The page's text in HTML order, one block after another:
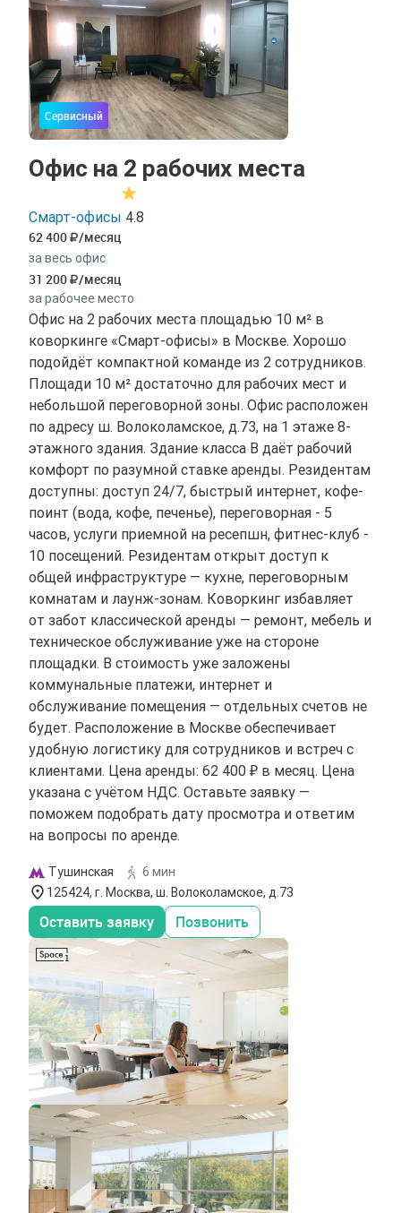
Сервисный
Офис на 2 рабочих места
Смарт-офисы 4.8
62 400 /месяц
за весь офис
31 200 /месяц
за рабочее место
Офис на 2 рабочих места площадью 10 м² в
коворкинге «Смарт-офисы» в Москве. Хорошо
подойдёт компактной команде из 2 сотрудников.
Площади 10 м² достаточно для рабочих мест и
небольшой переговорной зоны. Офис расположен
по адресу ш. Волоколамское, д.73, на 1 этаже 8-
этажного здания. Здание класса B даёт рабочий
комфорт по разумной ставке аренды. Резидентам
доступны: доступ 24/7, быстрый интернет, кофе-
поинт (вода, кофе, печенье), переговорная - 5
часов, услуги приемной на ресепшн, фитнес-клуб -
10 посещений. Резидентам открыт доступ к
общей инфраструктуре — кухне, переговорным
комнатам и лаунж-зонам. Коворкинг избавляет
от забот классической аренды — ремонт, мебель и
техническое обслуживание уже на стороне
площадки. В стоимость уже заложены
коммунальные платежи, интернет и
обслуживание помещения — отдельных счетов не
будет. Расположение в Москве обеспечивает
удобную логистику для сотрудников и встреч с
клиентами. Цена аренды: 62 400 ₽ в месяц. Цена
указана с учётом НДС. Оставьте заявку —
поможем подобрать дату просмотра и ответим
на вопросы по аренде.
Тушинская
6 мин
125424, г. Москва, ш. Волоколамское, д.73
Оставить заявку Позвонить